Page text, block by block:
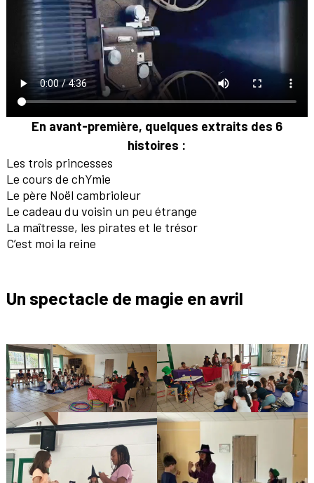
En avant-première, quelques extraits des 6
histoires :
Les trois princesses
Le cours de chYmie
Le père Noël cambrioleur
Le cadeau du voisin un peu étrange
La maîtresse, les pirates et le trésor
C’est moi la reine
Un spectacle de magie en avril